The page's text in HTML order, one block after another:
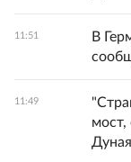
11:51
В
11:49
Дуная